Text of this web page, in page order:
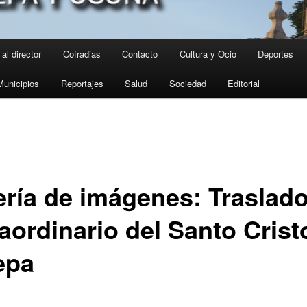
director Cofradias Contacto Cultura y Ocio Deportes
Reportajes Salud Sociedad Editorial
de imágenes:
del Santo